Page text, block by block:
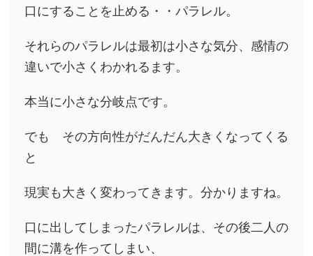
口にすることを止める・・パラレル。
それらのパラレルは最初は小さな気分、感情の
違いで小さくわかれるます。
本当に小さな分岐点です。
でも その方向性がだんだん大きくなってくる
と
現実も大きく変わってきます。分かりますね。
口に出してしまったパラレルは、その後二人の
間に溝を作ってしまい、